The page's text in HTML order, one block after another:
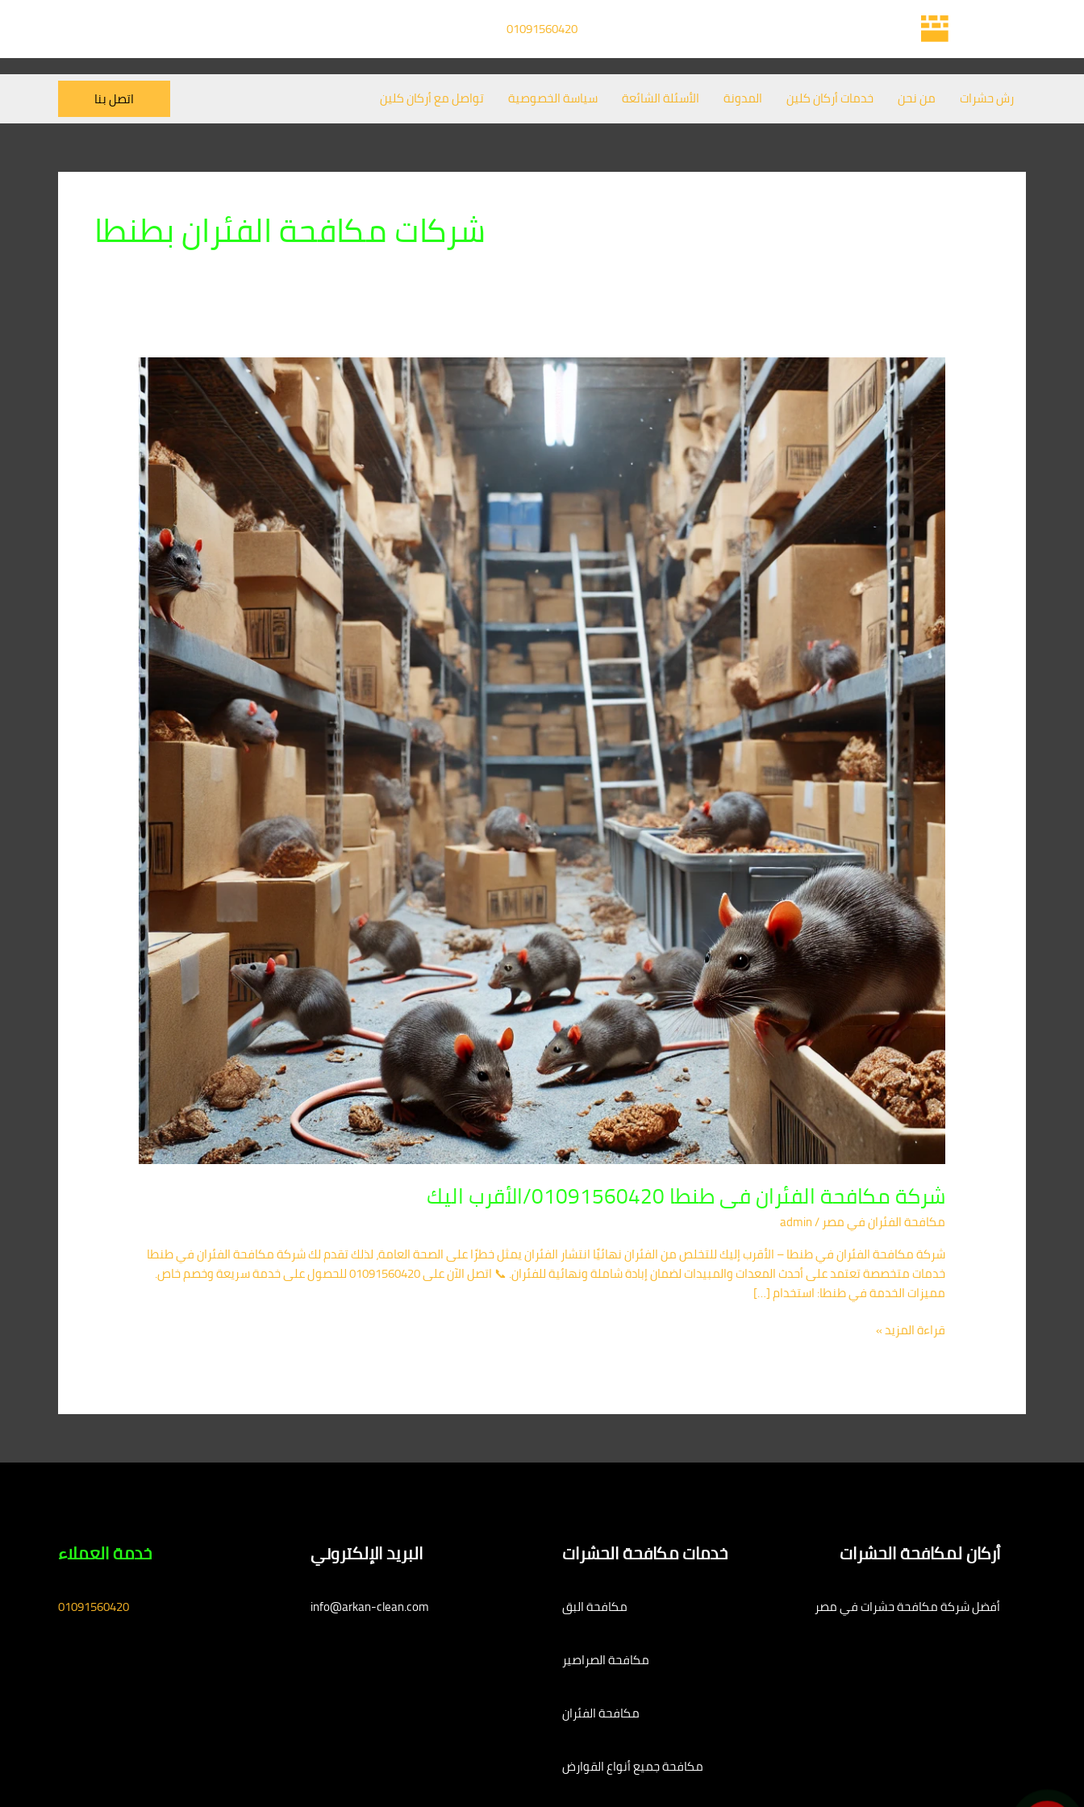
01091560420
رش حشرات من نحن خدمات أركان كلين المدونة الأسئلة الشائعة سياسة الخصوصية تواصل مع أركان كلين اتصل بنا
شركات مكافحة الفئران بطنطا
شركة مكافحة الفئران فى طنطا 01091560420/الأقرب اليك
مكافحة الفئران​ في مصر /
admin
شركة مكافحة الفئران في طنطا – الأقرب إليك للتخلص من الفئران نهائيًا انتشار الفئران يمثل خطرًا على الصحة العامة، لذلك تقدم لك شركة مكافحة الفئران في طنطا
خدمات متخصصة تعتمد على أحدث المعدات والمبيدات لضمان إبادة شاملة ونهائية للفئران. 📞 اتصل الآن على 01091560420 للحصول على خدمة سريعة وخصم خاص.
مميزات الخدمة في طنطا: استخدام […]
شركة
مكافحة
الفئران
فى
طنطا
الأقرب
قراءة المزيد »
أركان لمكافحة الحشرات
أفضل شركة مكافحة حشرات في مصر
خدمات مكافحة الحشرات
مكافحة البق
مكافحة الصراصير
مكافحة الفئران
مكافحة جميع أنواع القوارض
البريد الإلكتروني
info@arkan-clean.com
خدمة العملاء
01091560420